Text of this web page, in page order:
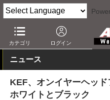
カテゴリ ログイン
AV Watch 製品 ヘッドフォン
ニュース
KEF、オンイヤーヘッ
ホワイトとブラック